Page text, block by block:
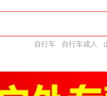
自行车 自行车成人